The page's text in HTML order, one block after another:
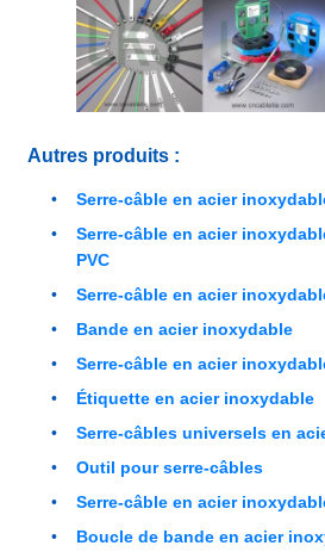
Autres produits :
Serre-câble en acier
Serre-câble en acier
PVC
Serre-câble en acier
Bande en acier inoxydable
Serre-câble en acier
Étiquette en acier inoxydable
Serre-câbles universels en
Outil pour serre-câbles
Serre-câble en acier
Boucle de bande en acier